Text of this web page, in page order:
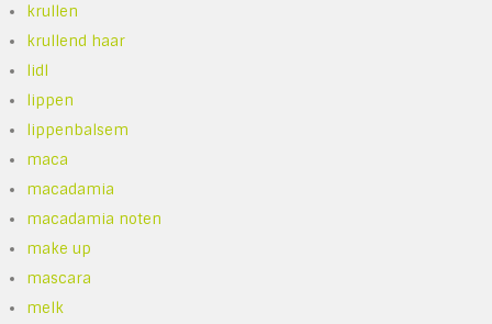
krullen
krullend haar
lidl
lippen
lippenbalsem
maca
macadamia
macadamia noten
make up
mascara
melk